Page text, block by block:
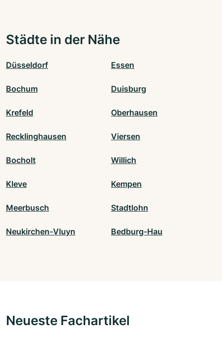
Städte in der Nähe
Düsseldorf Essen
Bochum Duisburg
Krefeld Oberhausen
Recklinghausen Viersen
Bocholt Willich
Kleve Kempen
Meerbusch Stadtlohn
Neukirchen-Vluyn Bedburg-Hau
Neueste Fachartikel